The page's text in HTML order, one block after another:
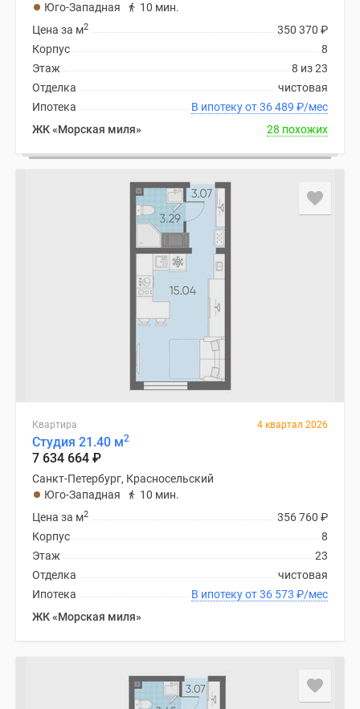
Юго-Западная
10 мин.
350 370 ₽
Цена за м2
8
Корпус
8 из 23
Этаж
чистовая
Отделка
В ипотеку от 36 489 ₽/мес
Ипотека
ЖК «Морская миля»
28 похожих
Квартира 4 квартал 2026
Студия 21.40 м2
7 634 664 ₽
Санкт-Петербург, Красносельский
Юго-Западная
10 мин.
356 760 ₽
Цена за м2
8
Корпус
23
Этаж
чистовая
Отделка
В ипотеку от 36 573 ₽/мес
Ипотека
ЖК «Морская миля»